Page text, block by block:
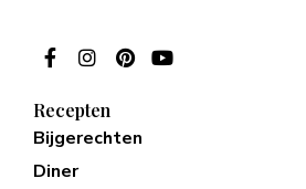
Recepten
Bijgerechten
Diner